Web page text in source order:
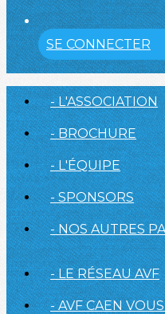
SE CONNECTER
- L'ASSOCIATION
- BROCHURE
- L'ÉQUIPE
- SPONSORS
- NOS AUTRES
- LE RÉSEAU AVF
- AVF CAEN